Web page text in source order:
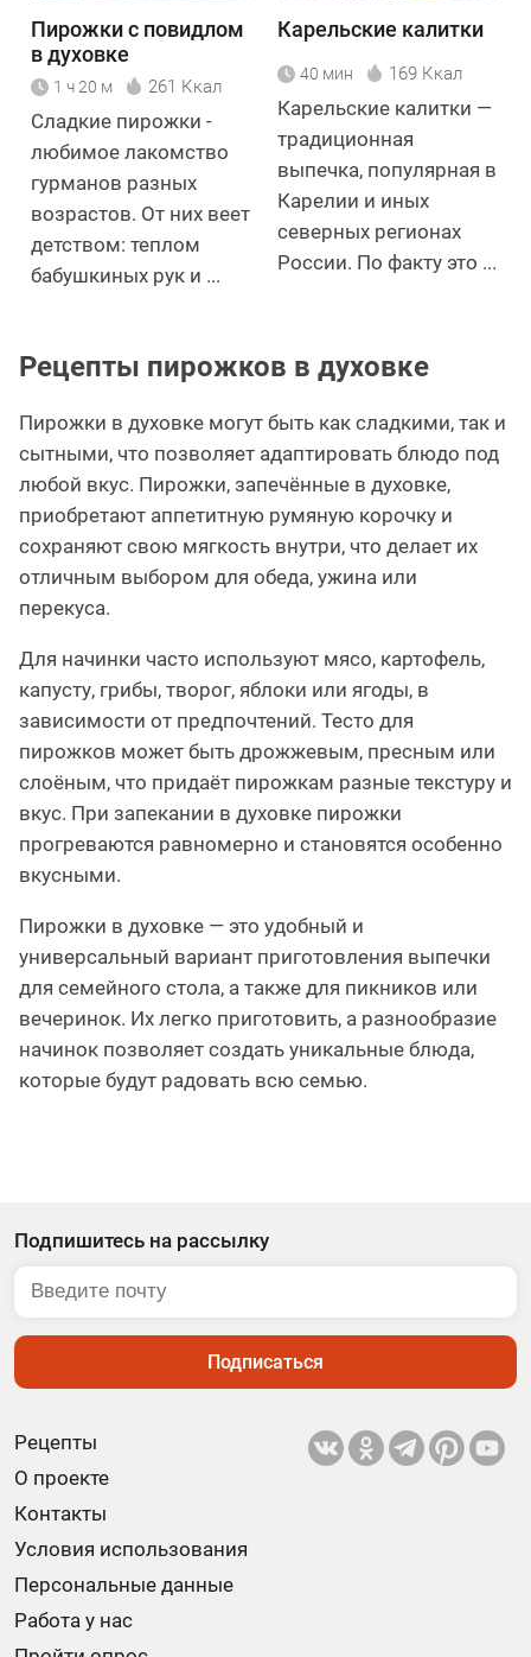
Пирожки с повидлом
в духовке
1 ч 20 м 261 Ккал
Сладкие пирожки -
любимое лакомство
гурманов разных
возрастов. От них веет
детством: теплом
бабушкиных рук и ...
Карельские калитки
40 мин 169 Ккал
Карельские калитки —
традиционная
выпечка, популярная в
Карелии и иных
северных регионах
России. По факту это ...
Рецепты пирожков в духовке
Пирожки в духовке могут быть как сладкими, так и
сытными, что позволяет адаптировать блюдо под
любой вкус. Пирожки, запечённые в духовке,
приобретают аппетитную румяную корочку и
сохраняют свою мягкость внутри, что делает их
отличным выбором для обеда, ужина или
перекуса.
Для начинки часто используют мясо, картофель,
капусту, грибы, творог, яблоки или ягоды, в
зависимости от предпочтений. Тесто для
пирожков может быть дрожжевым, пресным или
слоёным, что придаёт пирожкам разные текстуру и
вкус. При запекании в духовке пирожки
прогреваются равномерно и становятся особенно
вкусными.
Пирожки в духовке — это удобный и
универсальный вариант приготовления выпечки
для семейного стола, а также для пикников или
вечеринок. Их легко приготовить, а разнообразие
начинок позволяет создать уникальные блюда,
которые будут радовать всю семью.
Рецепты
О проекте
Контакты
Условия использования
Персональные данные
Работа у нас
Подпишитесь на рассылку
Подписаться